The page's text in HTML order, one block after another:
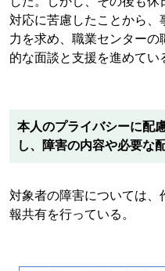
対応に苦慮したことから、
力を求め、職業センターの
的な面談と支援を進めてい
本人のプライバシーに配
し、障害の内容や必要な
対象者の障害については
報共有を行っている。